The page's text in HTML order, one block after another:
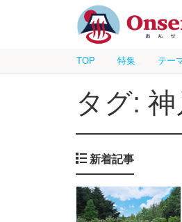
TOP 特集 テー
タグ:
新着記事